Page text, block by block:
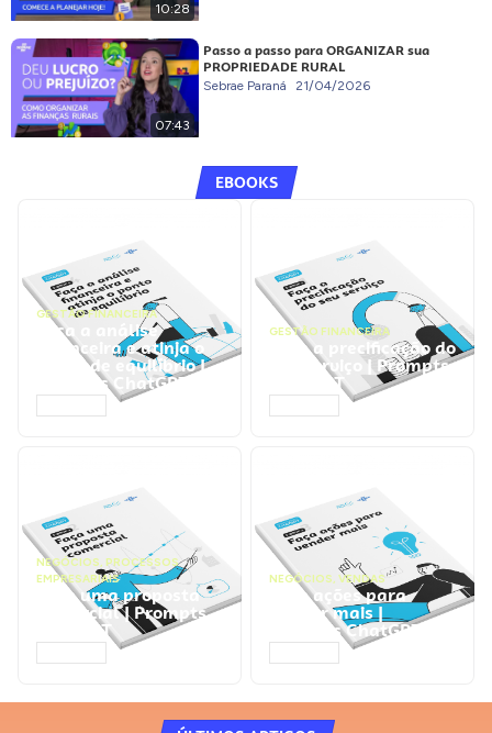
10:28
07:43
Passo a passo para ORGANIZAR sua
PROPRIEDADE RURAL
Sebrae Paraná 21/04/2026
EBOOKS
GESTÃO FINANCEIRA
Faça a análise
financeira e atinja o
ponto de equilíbrio |
Prompts ChatGPT
GESTÃO FINANCEIRA
Faça a precificação do
seu serviço | Prompts
ChatGPT
NEGÓCIOS, PROCESSOS
EMPRESARIAIS
Faça uma proposta
comercial | Prompts
ChatGPT
NEGÓCIOS, VENDAS
Faça ações para
vender mais |
Prompts ChatGPT